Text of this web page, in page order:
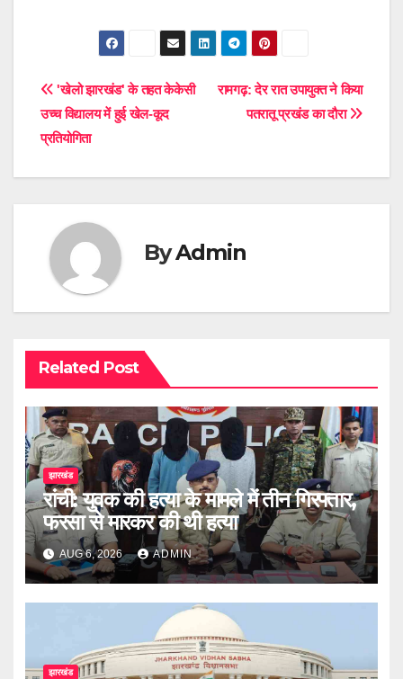
Post
navigation
रामगढ़: देर रात उपायुक्त ने किया
पतरातू प्रखंड का दौरा
'खेलो झारखंड' के तहत केकेसी
उच्च विद्यालय में हुई खेल-कूद
प्रतियोगिता
ByAdmin
Related Post
झारखंड
रांची: युवक की हत्या के मामले में तीन गिरफ्तार,
फरसा से मारकर की थी हत्या
AUG 6, 2026 ADMIN
झारखंड